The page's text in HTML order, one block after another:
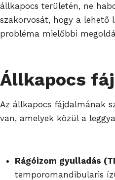
állkapocs területén, ne
szakorvosát, hogy a lehető
probléma mielőbbi
Állkapocs
Az állkapocs fájdalmának
van, amelyek közül a
Rágóizom gyulladás
temporomandibularis